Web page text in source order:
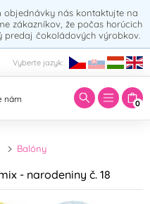
nás kontaktujte na
zákazníkov, že počas horúcich
predaj čokoládových výrobkov.
Vyberte jazyk:
nám 0
Balóny
- narodeniny č. 18